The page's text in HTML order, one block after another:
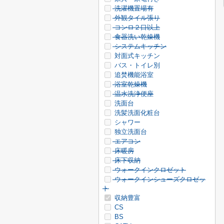
洗濯機置場有
外観タイル張り
コンロ２口以上
食器洗い乾燥機
システムキッチン
対面式キッチン
バス・トイレ別
追焚機能浴室
浴室乾燥機
温水洗浄便座
洗面台
洗髪洗面化粧台
シャワー
独立洗面台
エアコン
床暖房
床下収納
ウォークインクロゼット
ウォークインシューズクロゼッ
ト
収納豊富
CS
BS